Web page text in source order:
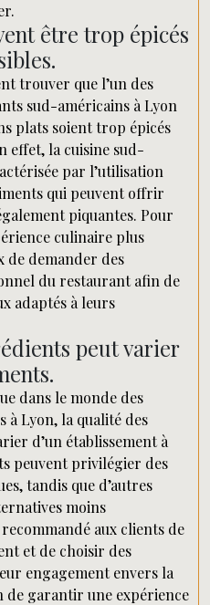
être trop épicés
trouver que l’un des
sud-américains à Lyon
plats soient trop épicés
effet, la cuisine sud-
par l’utilisation
qui peuvent offrir
piquantes. Pour
culinaire plus
de demander des
du restaurant afin de
adaptés à leurs
peut varier
dans le monde des
à Lyon, la qualité des
d’un établissement à
peuvent privilégier des
tandis que d’autres
moins
aux clients de
et de choisir des
engagement envers la
de garantir une expérience